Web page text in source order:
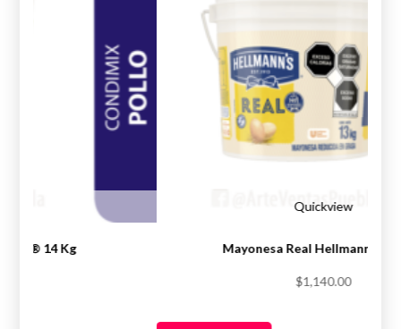
14 Kg
Quickview
Mayonesa Real Hellmann’s®
$1,140.00